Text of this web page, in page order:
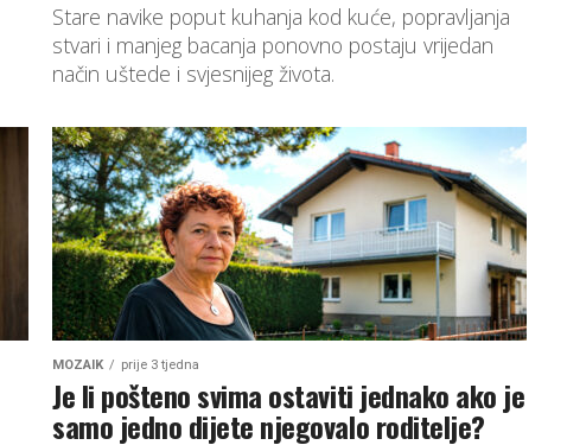
Stare navike poput kuhanja kod kuće, popravljanja
stvari i manjeg bacanja ponovno postaju vrijedan
način uštede i svjesnijeg života.
MOZAIK prije 3 tjedna
Je li pošteno svima ostaviti jednako ako je
samo jedno dijete njegovalo roditelje?